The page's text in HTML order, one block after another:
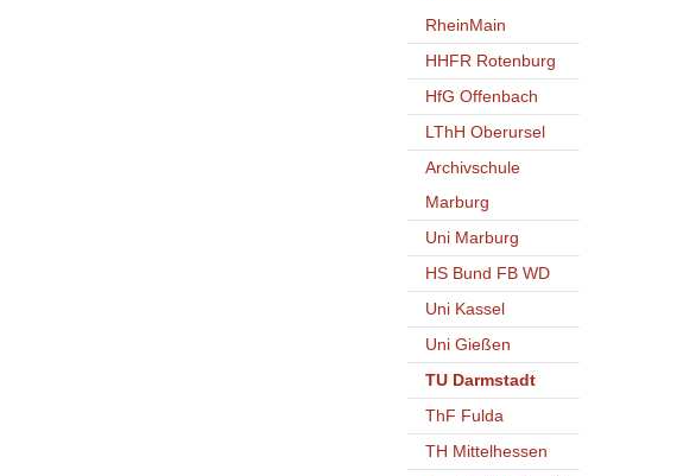
RheinMain
HHFR Rotenburg
HfG Offenbach
LThH Oberursel
Archivschule
Marburg
Uni Marburg
HS Bund FB WD
Uni Kassel
Uni Gießen
TU Darmstadt
ThF Fulda
TH Mittelhessen